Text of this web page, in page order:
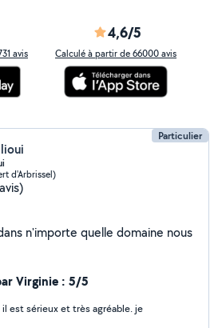
avis
4,6/5
Calculé à partir de 66000 avis
Particulier
d'Arbrissel)
n'importe quelle domaine nous
Virginie : 5/5
est sérieux et très agréable. je